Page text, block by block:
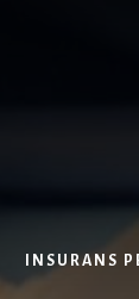
INSURANS